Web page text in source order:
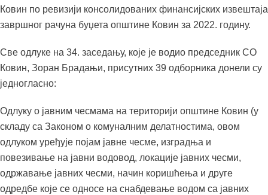
Ковин по ревизији консолидованих финансијских извештаја
завршног рачуна буџета општине Ковин за 2022. годину.
Све одлуке на 34. заседању, које је водио председник СО
Ковин, Зоран Брадањи, присутних 39 одборника донели су
једногласно:
Одлуку о јавним чесмама на територији општине Ковин (у
складу са Законом о комуналним делатностима, овом
одлуком уређује појам јавне чесме, изградња и
повезивање на јавни водовод, локације јавних чесми,
одржавање јавних чесми, начин коришћења и друге
одредбе које се односе на снабдевање водом са јавних